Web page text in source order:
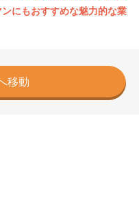
にもおすすめな魅力的な業
移動